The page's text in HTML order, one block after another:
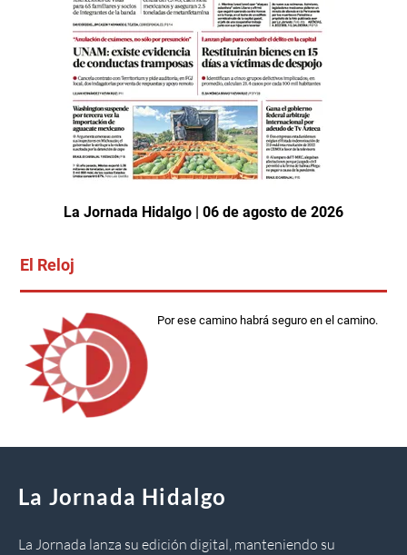
La Jornada Hidalgo | 06 de agosto de 2026
El Reloj
Por ese camino habrá seguro en el camino.
La Jornada Hidalgo
La Jornada lanza su edición digital, manteniendo su